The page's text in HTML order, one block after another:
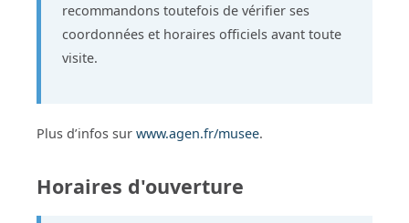
recommandons toutefois de vérifier ses
coordonnées et horaires officiels avant toute
visite.
Plus d’infos sur www.agen.fr/musee.
Horaires d'ouverture